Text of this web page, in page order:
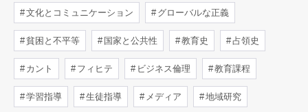
文化とコミュニケーション グローバルな正義
貧困と不平等 国家と公共性 教育史 占領史
カント フィヒテ ビジネス倫理 教育課程
学習指導 生徒指導 メディア 地域研究